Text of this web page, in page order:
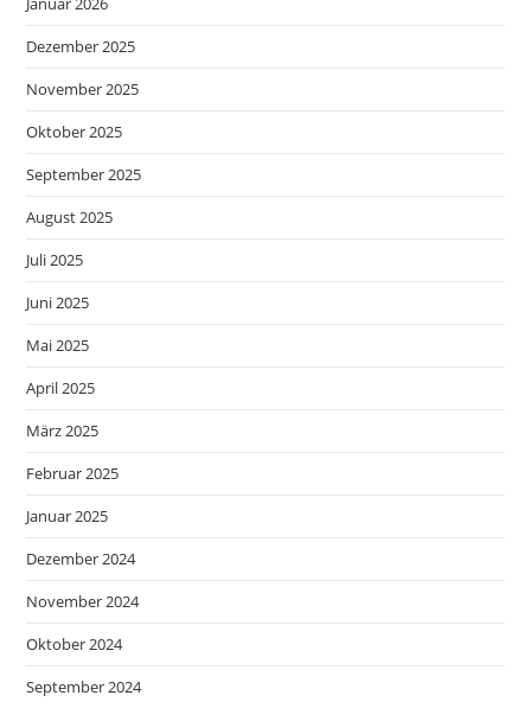
Dezember 2025
November 2025
Oktober 2025
September 2025
August 2025
Juli 2025
Juni 2025
Mai 2025
April 2025
März 2025
Februar 2025
Januar 2025
Dezember 2024
November 2024
Oktober 2024
September 2024